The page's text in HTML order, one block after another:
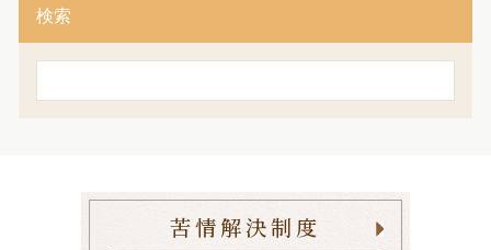
検索
苦情解決制度